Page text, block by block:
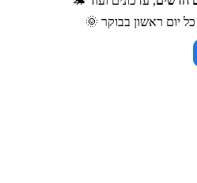
יום ראשון בבוקר 🌞